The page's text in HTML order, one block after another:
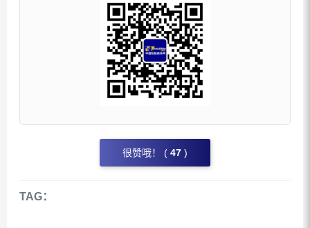
很赞哦！ ( 47 )
TAG：